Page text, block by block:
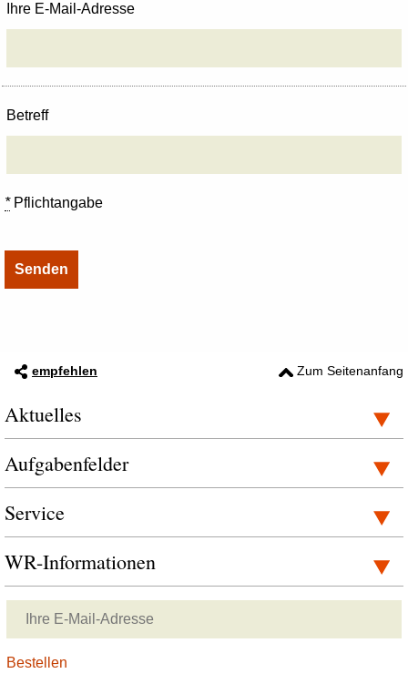
Ihre E-Mail-Adresse
Betreff
*Pflichtangabe
empfehlen Zum Seitenanfang
Aktuelles
Aufgabenfelder
Service
WR-Informationen